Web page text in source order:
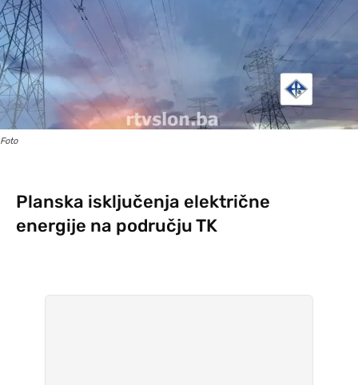
Foto
Planska isključenja električne
energije na području TK